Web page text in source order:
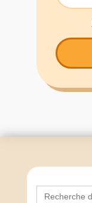
Search
for: